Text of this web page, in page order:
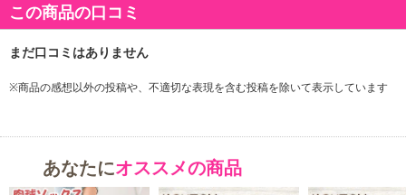
こだわりぬいたブーツ型仕様のムートンルームシューズです。
の贈り物にも最適です。
密度の高いリアルムートンを使用しているので足元の冷えにお悩み
脱ぎ履きがしやすいようになっています。画像参照
しっかりとした縫製で丁寧に仕上げておりますので長くご使用い
ただけます。
この商品の口コミ
※商品の感想以外の投稿や、不適切な表現を含む投稿を除いて表示しています
あなたにオススメの商品